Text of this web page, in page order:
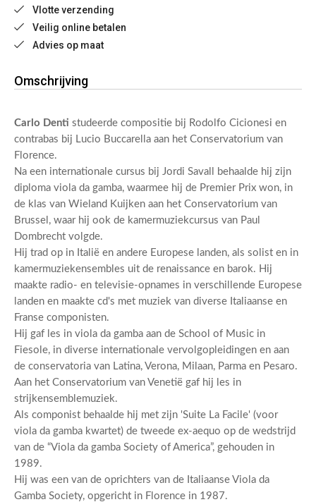
Vlotte verzending
Veilig online betalen
Advies op maat
Omschrijving
Carlo Denti studeerde compositie bij Rodolfo Cicionesi en
contrabas bij Lucio Buccarella aan het Conservatorium van
Florence.
Na een internationale cursus bij Jordi Savall behaalde hij zijn
diploma viola da gamba, waarmee hij de Premier Prix won, in
de klas van Wieland Kuijken aan het Conservatorium van
Brussel, waar hij ook de kamermuziekcursus van Paul
Dombrecht volgde.
Hij trad op in Italië en andere Europese landen, als solist en in
kamermuziekensembles uit de renaissance en barok. Hij
maakte radio- en televisie-opnames in verschillende Europese
landen en maakte cd's met muziek van diverse Italiaanse en
Franse componisten.
Hij gaf les in viola da gamba aan de School of Music in
Fiesole, in diverse internationale vervolgopleidingen en aan
de conservatoria van Latina, Verona, Milaan, Parma en Pesaro.
Aan het Conservatorium van Venetië gaf hij les in
strijkensemblemuziek.
Als componist behaalde hij met zijn 'Suite La Facile' (voor
viola da gamba kwartet) de tweede ex-aequo op de wedstrijd
van de “Viola da gamba Society of America”, gehouden in
1989.
Hij was een van de oprichters van de Italiaanse Viola da
Gamba Society, opgericht in Florence in 1987.